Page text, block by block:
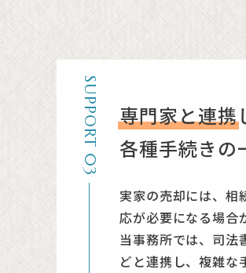
SUPPORT 03 専門家と連携
各種手続きの
実家の売却には、相
応が必要になる場合
当事務所では、司法
どと連携し、複雑な